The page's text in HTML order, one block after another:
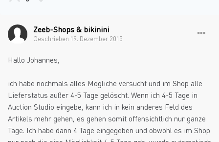
Zeeb-Shops & bikinini
Geschrieben 19. Dezember 2015
Hallo Johannes,
ich habe nochmals alles Mögliche versucht und im Shop alle
Lieferstatus außer 4-5 Tage gelöscht. Wenn ich 4-5 Tage in
Auction Studio eingebe, kann ich in kein anderes Feld des
Artikels mehr gehen, es gehen somit offensichtlich nur ganze
Tage. Ich habe dann 4 Tage eingegeben und obwohl es im Shop